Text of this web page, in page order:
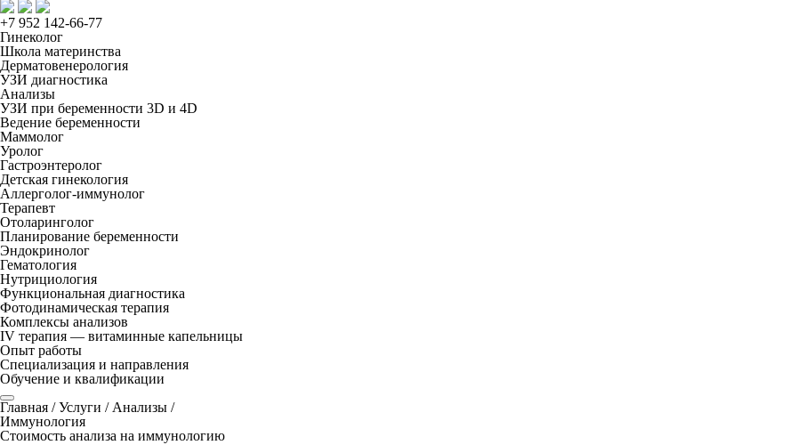
+7 952 142-66-77
Гинеколог
Школа материнства
Дерматовенерология
УЗИ диагностика
Анализы
УЗИ при беременности 3D и 4D
Ведение беременности
Маммолог
Уролог
Гастроэнтеролог
Детская гинекология
Аллерголог-иммунолог
Терапевт
Отоларинголог
Планирование беременности
Эндокринолог
Гематология
Нутрициология
Функциональная диагностика
Фотодинамическая терапия
Комплексы анализов
IV терапия — витаминные капельницы
Опыт работы
Специализация и направления
Обучение и квалификации
Главная /Услуги / Анализы /
Иммунология
Стоимость анализа на иммунологию